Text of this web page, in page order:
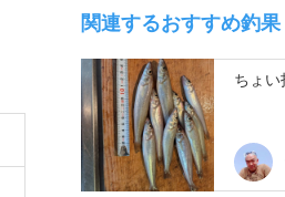
関連するおすすめ釣果
ちょい